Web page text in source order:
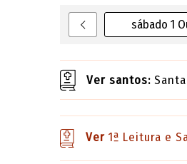
sábado 1
Ver santos:
Ver 1ª Leitura e